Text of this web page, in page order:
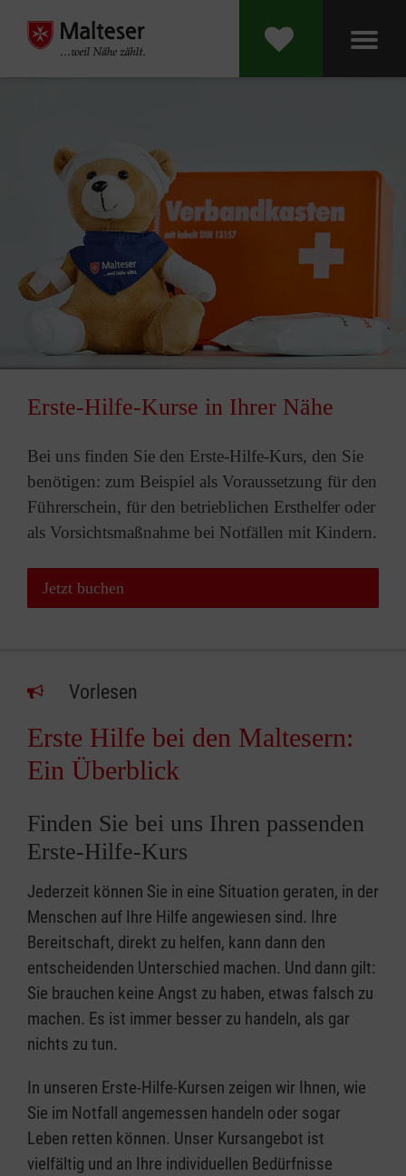
Erste-Hilfe-Kurse in Ihrer Nähe
Bei uns finden Sie den Erste-Hilfe-Kurs, den Sie
benötigen: zum Beispiel als Voraussetzung für den
Führerschein, für den betrieblichen Ersthelfer oder
als Vorsichtsmaßnahme bei Notfällen mit Kindern.
Jetzt buchen
Vorlesen
Erste Hilfe bei den Maltesern:
Ein Überblick
Finden Sie bei uns Ihren passenden
Erste-Hilfe-Kurs
Jederzeit können Sie in eine Situation geraten, in der
Menschen auf Ihre Hilfe angewiesen sind. Ihre
Bereitschaft, direkt zu helfen, kann dann den
entscheidenden Unterschied machen. Und dann gilt:
Sie brauchen keine Angst zu haben, etwas falsch zu
machen. Es ist immer besser zu handeln, als gar
nichts zu tun.
In unseren Erste-Hilfe-Kursen zeigen wir Ihnen, wie
Sie im Notfall angemessen handeln oder sogar
Leben retten können. Unser Kursangebot ist
vielfältig und an Ihre individuellen Bedürfnisse